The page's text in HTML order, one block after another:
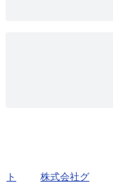
ト
株式会社グ